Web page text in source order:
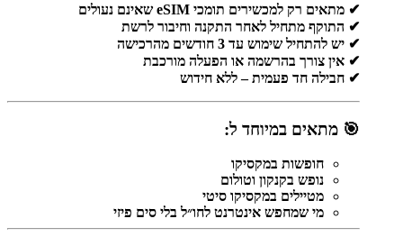
✔ מתאים רק למכשירים תומכי eSIM שאינם נעולים
✔ התוקף מתחיל לאחר התקנה וחיבור לרשת
✔ יש להתחיל שימוש עד 3 חודשים מהרכישה
✔ אין צורך בהרשמה או הפעלה מורכבת
✔ חבילה חד פעמית – ללא חידוש
🎯 מתאים במיוחד ל:
חופשות במקסיקו
נופש בקנקון וטולום
מטיילים במקסיקו סיטי
מי שמחפש אינטרנט לחו״ל בלי סים פיזי